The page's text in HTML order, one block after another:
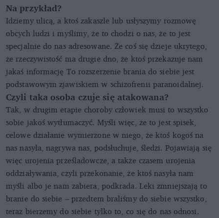
Na przykład?
Idziemy ulicą, a ktoś zakaszle lub usłyszymy rozmowę
obcych ludzi i myślimy, że to chodzi o nas, że to jest
specjalnie do nas adresowane. Że coś się dzieje ukrytego,
że rzeczywistość ma drugie dno, że ktoś przekazuje nam
jakaś informację To rozszerzenie brania do siebie jest
podstawowym zjawiskiem w schizofrenii paranoidalnej.
Czyli taka osoba czuje się atakowana?
Tak, w drugim etapie choroby człowiek musi to wszystko
sobie jakoś wytłumaczyć. Myśli więc, że to jest spisek,
celowe działanie wymierzone w niego, że ktoś kogoś na
nas nasyła, nagrywa nas, podsłuchuje, śledzi. Pojawiają się
więc urojenia prześladowcze, a także czasem urojenia
oddziaływania, czyli przekonanie, że ktoś nasyła nam
myśli albo je nam zabiera, podkrada. Leki zmniejszają to
branie do siebie – przedtem braliśmy do siebie wszystko,
teraz bierzemy do siebie tylko to, co się do nas odnosi.